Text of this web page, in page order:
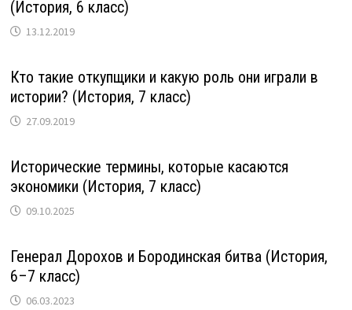
(История, 6 класс)
13.12.2019
Кто такие откупщики и какую роль они играли в
истории? (История, 7 класс)
27.09.2019
Исторические термины, которые касаются
экономики (История, 7 класс)
09.10.2025
Генерал Дорохов и Бородинская битва (История,
6–7 класс)
06.03.2023